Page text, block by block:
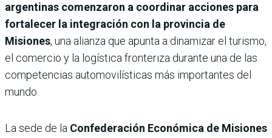
argentinas comenzaron a coordinar acciones para
fortalecer la integración con la provincia de
Misiones, una alianza que apunta a dinamizar el turismo,
el comercio y la logística fronteriza durante una de las
competencias automovilísticas más importantes del
mundo.
La sede de la Confederación Económica de Misiones